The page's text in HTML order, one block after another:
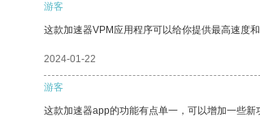
游客
这款加速器VPM应用程序可以给你提供最高速度
2024-01-22
游客
这款加速器app的功能有点单一，可以增加一些新